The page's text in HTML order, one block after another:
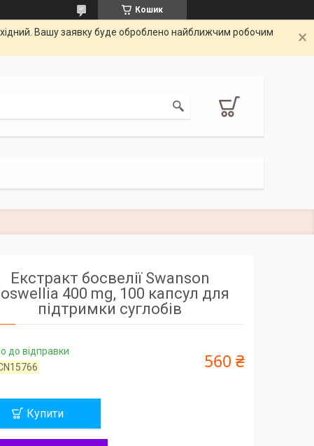
Кошик
Вашу заявку буде оброблено найближчим робочим
Екстракт босвелії Swanson
400 mg, 100 капсул для
підтримки суглобів
до відправки
560 ₴
Купити